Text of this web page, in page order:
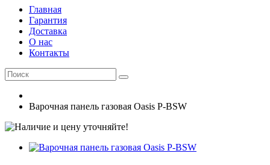
Главная
Гарантия
Доставка
О нас
Контакты
Варочная панель газовая Oasis P-BSW